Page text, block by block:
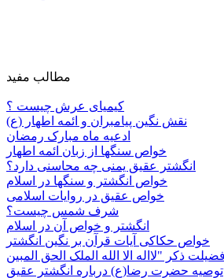
مطالب مفید
کیمیای عرش چیست ؟
نقش نگین پیامبران و ائمه اطهار (ع)
ادعیه ماه مبارک رمضان
خواص سنگها از زبان ائمه اطهار
انگشتر عقیق یمنی چه محاسنی دارد؟
خواص انگشتر و سنگها در اسلام
خواص عقیق در روایات اسلامی
شرف شمس چیست؟
انگشتر و خواص آن در اسلام
خواص حکاکی آیات قرآن بر نگین انگشتر
توصیه حضرت رضا(ع) درباره انگشتر عقیق